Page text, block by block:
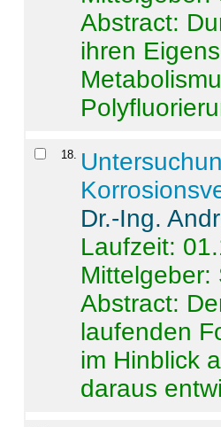
Abstract:
ihren
18
Dr.-Ing.
Laufzeit:
Mittelgeber:
Abstract:
laufenden
im Hinblick
daraus